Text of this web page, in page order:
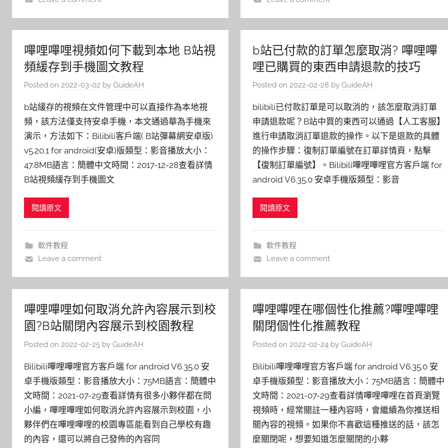
嗶哩嗶哩視頻如何下載到本地 B站視
頻緩存到手機圖文教程
Posted on 2022-03-02 by GuideAH
b站緩存的視頻在文件管理中可以直接作為本地視
頻，該方法僅支持安卓手機，本文通過華為手機來
演示，方法如下：Bilibili客戶端( B站彈幕網安卓版)
v5.20.1 for android(安卓)版類型：影音播放大小：
47.8MB語言：簡體中文時間：2017-12-28查看詳情
B站視頻緩存到手機圖文
閱讀原文
軟件教程
Leave a comment
b站已付款的訂單怎麼取消? 嗶哩嗶
哩已購買的東西申請退款的技巧
Posted on2022-02-28 byGuideAH
bilibili已付款訂單是可以取消的，該怎麼取消訂單
申請退款呢？B站中買的東西可以通過【人工客服】
進行申請取消訂單退款的操作。以下是退款的具體
的操作步驟：復制訂單編號在訂單詳情頁，點擊
【復制訂單編號】。Bilibili嗶哩嗶哩官方客戶端 for
android V6.35.0 安卓手機版類型：影音
閱讀原文
軟件教程
Leave a comment
嗶哩嗶哩如何取消允許內容展示到校
園?B站關閉內容展示到校園教程
Posted on 2022-02-25 by GuideAH
Bilibili嗶哩嗶哩官方客戶端 for android V6.35.0 安
卓手機版類型：影音播放大小：75MB語言：簡體中
文時間：2021-07-29查看詳情有很多小夥伴都在問
小編，嗶哩嗶哩如何取消允許內容展示到校園，小
夥伴們在嗶哩嗶哩的校園專區能看到自己學校有趣
的內容，還可以將自己發佈的內容同
嗶哩嗶哩在哪個性化推薦?嗶哩嗶哩
關閉個性化推薦教程
Posted on2022-02-24 byGuideAH
Bilibili嗶哩嗶哩官方客戶端 for android V6.35.0 安
卓手機版類型：影音播放大小：75MB語言：簡體中
文時間：2021-07-29查看詳情嗶哩嗶哩在首頁瀏覽
視頻時，經常關註一種內容時，會繼續為你推送相
關內容的視頻。如果你不喜歡這種推送的話，該怎
麼關閉呢，想要知道怎麼關閉的小夥